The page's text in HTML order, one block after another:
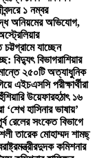
১ নম্বর
অনিয়মের অভিযোগ,
যাচ্ছেন
বিদ্যুৎ বিভাগরাশিয়ার
২৫০টি অত্যাধুনিক
এইচএসসি পরীক্ষার্থীরা
উয়েফারহঠাৎ ১৬
‘শেখ হাসিনার ভাষায়’
রেলের সংকেত বিভাগে
তারেক মোহাম্মদ শামছ্
দুদক কমিশনার